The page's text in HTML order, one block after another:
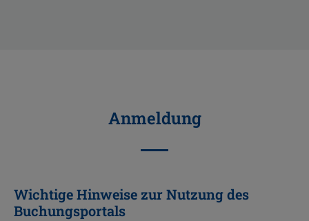
Anmeldung
Wichtige Hinweise zur Nutzung des
Buchungsportals